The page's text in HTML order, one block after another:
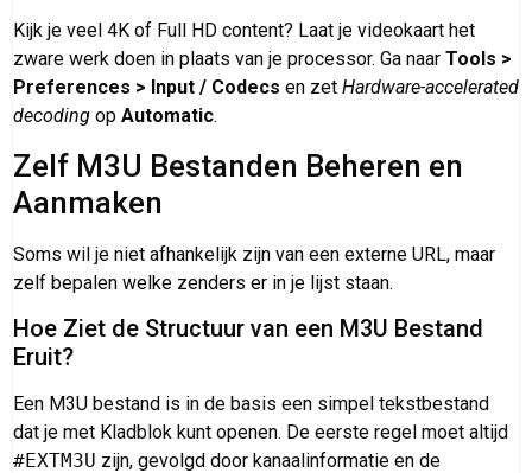
Kijk je veel 4K of Full HD content? Laat je videokaart het
zware werk doen in plaats van je processor. Ga naar Tools >
Preferences > Input / Codecs en zet Hardware-accelerated
decoding op Automatic.
Zelf M3U Bestanden Beheren en
Aanmaken
Soms wil je niet afhankelijk zijn van een externe URL, maar
zelf bepalen welke zenders er in je lijst staan.
Hoe Ziet de Structuur van een M3U Bestand
Eruit?
Een M3U bestand is in de basis een simpel tekstbestand
dat je met Kladblok kunt openen. De eerste regel moet altijd
#EXTM3U zijn, gevolgd door kanaalinformatie en de